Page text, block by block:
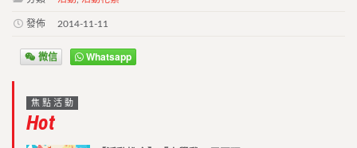
發佈 2014-11-11
微信 Whatsapp
焦點活動
Hot